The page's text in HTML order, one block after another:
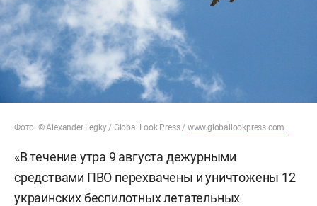
Фото: © Alexander Legky / Global Look Press / www.globallookpress.com
«В течение утра 9 августа дежурными
средствами ПВО перехвачены и уничтожены 12
украинских беспилотных летательных